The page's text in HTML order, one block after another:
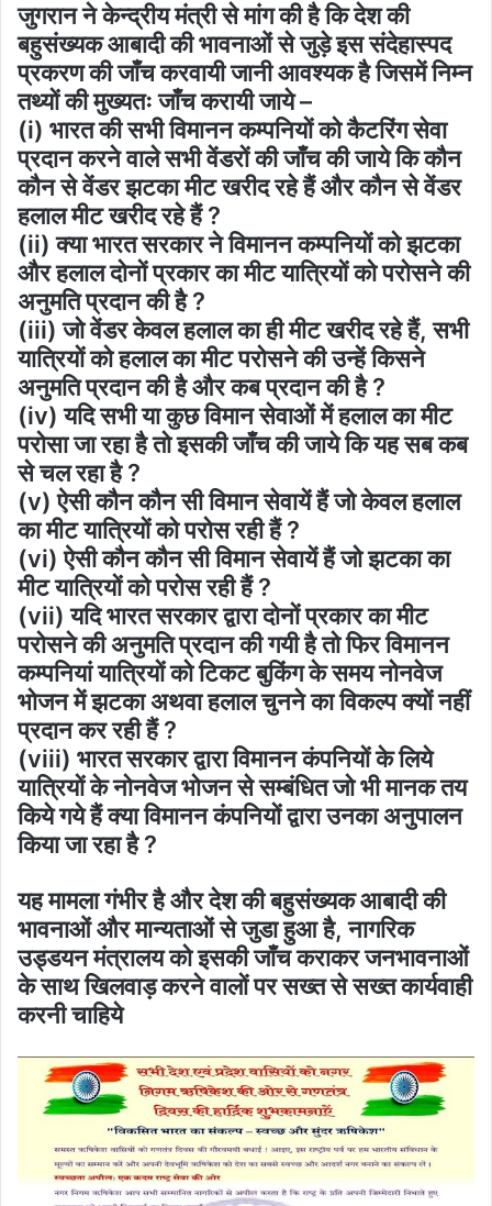
जुगरान ने केन्द्रीय मंत्री से मांग की है कि देश की
बहुसंख्यक आबादी की भावनाओं से जुड़े इस संदेहास्पद
प्रकरण की जाँच करवायी जानी आवश्यक है जिसमें निम्न
तथ्यों की मुख्यतः जाँच करायी जाये –
(i) भारत की सभी विमानन कम्पनियों को कैटरिंग सेवा
प्रदान करने वाले सभी वेंडरों की जाँच की जाये कि कौन
कौन से वेंडर झटका मीट खरीद रहे हैं और कौन से वेंडर
हलाल मीट खरीद रहे हैं ?
(ii) क्या भारत सरकार ने विमानन कम्पनियों को झटका
और हलाल दोनों प्रकार का मीट यात्रियों को परोसने की
अनुमति प्रदान की है ?
(iii) जो वेंडर केवल हलाल का ही मीट खरीद रहे हैं, सभी
यात्रियों को हलाल का मीट परोसने की उन्हें किसने
अनुमति प्रदान की है और कब प्रदान की है ?
(iv) यदि सभी या कुछ विमान सेवाओं में हलाल का मीट
परोसा जा रहा है तो इसकी जाँच की जाये कि यह सब कब
से चल रहा है ?
(v) ऐसी कौन कौन सी विमान सेवायें हैं जो केवल हलाल
का मीट यात्रियों को परोस रही हैं ?
(vi) ऐसी कौन कौन सी विमान सेवायें हैं जो झटका का
मीट यात्रियों को परोस रही हैं ?
(vii) यदि भारत सरकार द्वारा दोनों प्रकार का मीट
परोसने की अनुमति प्रदान की गयी है तो फिर विमानन
कम्पनियां यात्रियों को टिकट बुकिंग के समय नोनवेज
भोजन में झटका अथवा हलाल चुनने का विकल्प क्यों नहीं
प्रदान कर रही हैं ?
(viii) भारत सरकार द्वारा विमानन कंपनियों के लिये
यात्रियों के नोनवेज भोजन से सम्बंधित जो भी मानक तय
किये गये हैं क्या विमानन कंपनियों द्वारा उनका अनुपालन
किया जा रहा है ?
यह मामला गंभीर है और देश की बहुसंख्यक आबादी की
भावनाओं और मान्यताओं से जुडा हुआ है, नागरिक
उड्डयन मंत्रालय को इसकी जाँच कराकर जनभावनाओं
के साथ खिलवाड़ करने वालों पर सख्त से सख्त कार्यवाही
करनी चाहिये